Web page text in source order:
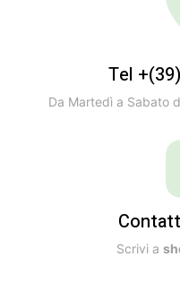
Tel
Da Martedì a Sabato
Scrivi a